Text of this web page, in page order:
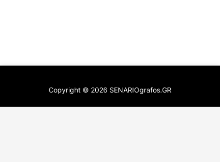
Copyright © 2026 SENARIOgrafos.GR